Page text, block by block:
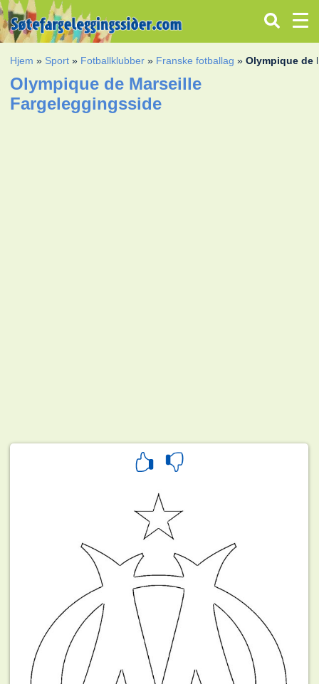
Hjem » Sport » Fotballklubber » Franske fotballag »Olympique de
Olympique de Marseille
Fargeleggingsside